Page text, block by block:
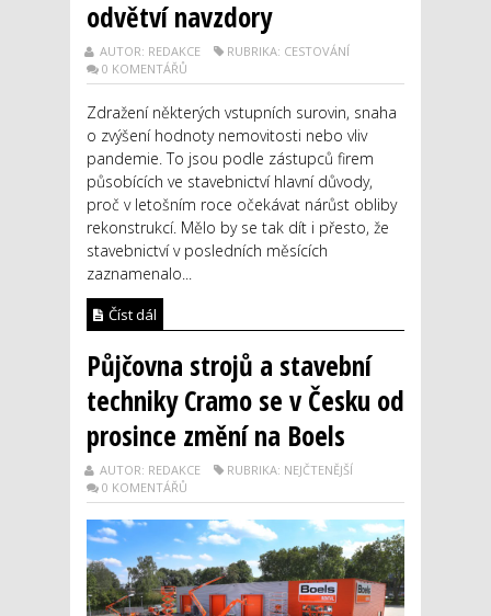
odvětví navzdory
AUTOR: REDAKCE
RUBRIKA: CESTOVÁNÍ
0 KOMENTÁŘŮ
Zdražení některých vstupních surovin, snaha
o zvýšení hodnoty nemovitosti nebo vliv
pandemie. To jsou podle zástupců firem
působících ve stavebnictví hlavní důvody,
proč v letošním roce očekávat nárůst obliby
rekonstrukcí. Mělo by se tak dít i přesto, že
stavebnictví v posledních měsících
zaznamenalo...
Číst dál
Půjčovna strojů a stavební
techniky Cramo se v Česku od
prosince změní na Boels
AUTOR: REDAKCE
RUBRIKA: NEJČTENĚJŠÍ
0 KOMENTÁŘŮ